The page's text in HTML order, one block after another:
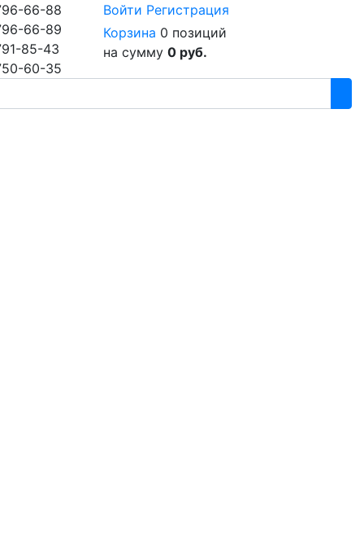
66-88
66-89
85-43
60-35
Войти Регистрация
Корзина 0 позиций
на сумму 0 руб.